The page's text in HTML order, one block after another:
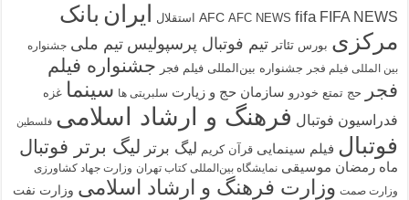
AFC AFC NEWS fifa FIFA NEWS استقلال ایران بانک
مرکزی بورس تئاتر تیم فوتبال پرسپولیس تیم ملی جشنواره
بین المللی فیلم فجر جشنواره بین‌المللی فیلم فجر جشنواره فیلم
فجر
حج تمتع خودرو سازمان حج و زیارت سلبریتی ها سینما غزه
فدراسیون فوتبال فرهنگ و ارشاد اسلامی فلسطین
فوتبال فیلم سینمایی قرآن کریم لیگ برتر لیگ برتر فوتبال
ماه رمضان موسیقی نمایشگاه بین‌المللی کتاب تهران وزارت جهاد کشاورزی
وزارت صمت وزارت فرهنگ و ارشاد اسلامی وزارت نفت